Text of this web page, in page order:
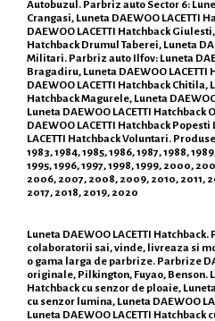
Autobuzul. Parbriz auto Sector 6:
Crangasi, Luneta DAEWOO LACETTI
DAEWOO LACETTI Hatchback
Hatchback Drumul Taberei, Luneta
Militari. Parbriz auto Ilfov: Luneta
Bragadiru, Luneta DAEWOO LACETTI
DAEWOO LACETTI Hatchback Chitila,
Hatchback Magurele, Luneta
Luneta DAEWOO LACETTI
DAEWOO LACETTI Hatchback
LACETTI Hatchback Voluntari.
1983, 1984, 1985, 1986, 1987, 1988,
1995, 1996, 1997, 1998, 1999, 2000,
2006, 2007, 2008, 2009, 2010, 2011,
2017, 2018, 2019, 2020
Luneta DAEWOO LACETTI
colaboratorii sai, vinde, livreaza si
o gama larga de parbrize. Parbrize
originale, Pilkington, Fuyao, Benson.
Hatchback cu senzor de ploaie,
cu senzor lumina, Luneta DAEWOO
Luneta DAEWOO LACETTI